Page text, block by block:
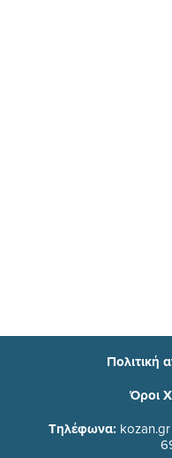
Πολιτική
Όροι
Τηλέφωνα: